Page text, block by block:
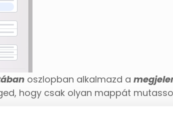
oszlopban alkalmazd a
hogy csak olyan mappát